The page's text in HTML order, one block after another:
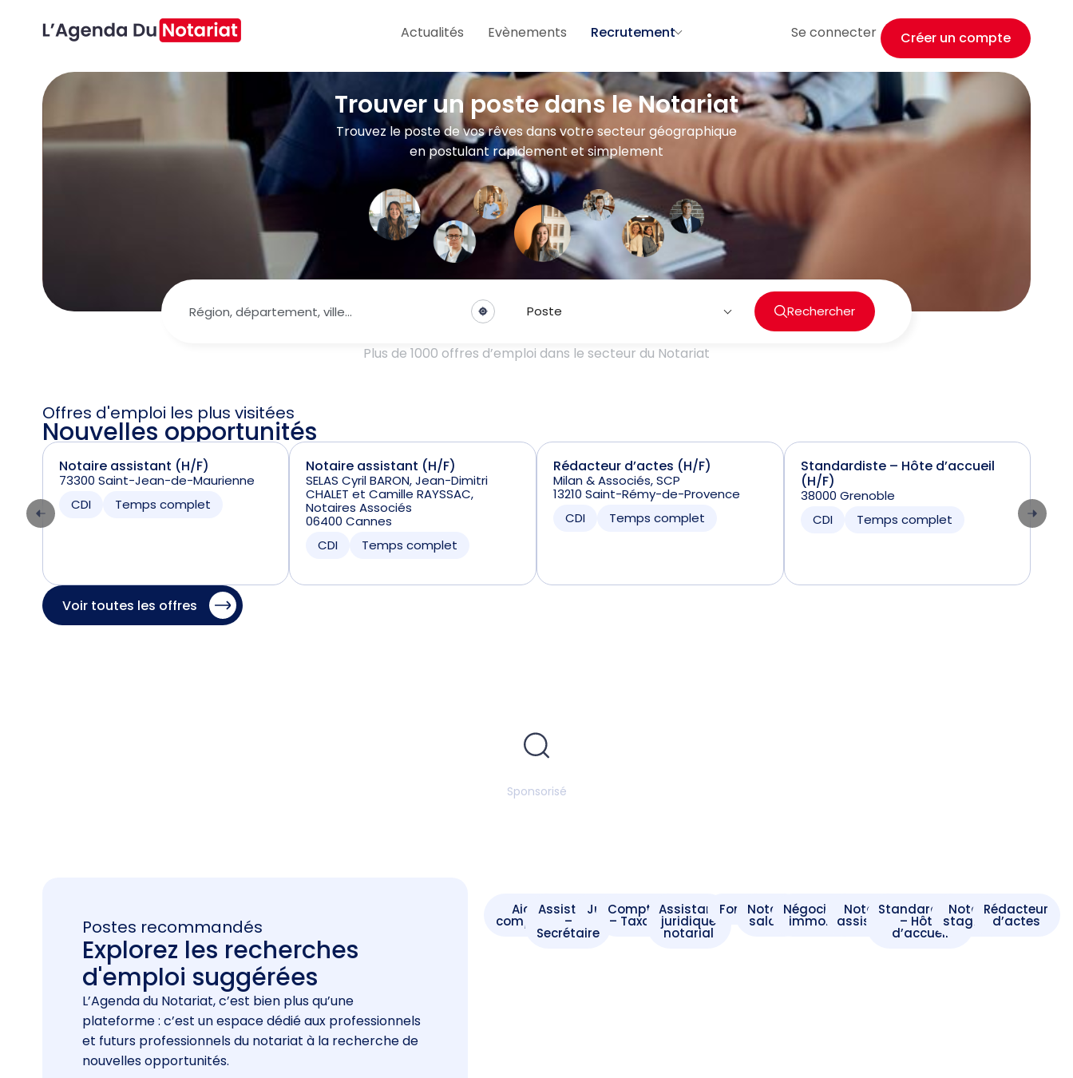
Actualités Evènements Recrutement Se connecter Créer un compte
Trouver un poste dans le Notariat
Trouvez le poste de vos rêves dans votre secteur géographique
en postulant rapidement et simplement
Poste Rechercher
Plus de 1000 offres d’emploi dans le secteur du Notariat
Offres d'emploi les plus visitées
Nouvelles opportunités
Notaire assistant (H/F)
73300 Saint-Jean-de-Maurienne
CDI
Temps complet
Notaire assistant (H/F)
SELAS Cyril BARON, Jean-Dimitri
CHALET et Camille RAYSSAC,
Notaires Associés
06400 Cannes
CDI
Temps complet
Rédacteur d’actes (H/F)
Milan & Associés, SCP
13210 Saint-Rémy-de-Provence
CDI
Temps complet
Standardiste – Hôte d’accueil
(H/F)
38000 Grenoble
CDI
Temps complet
Voir toutes les offres
Sponsorisé
Postes recommandés
Explorez les recherches
d'emploi suggérées
L’Agenda du Notariat, c’est bien plus qu’une
plateforme : c’est un espace dédié aux professionnels
et futurs professionnels du notariat à la recherche de
nouvelles opportunités.
Aide -
comptable
Assistant
–
Secrétaire
JuristeComptable
– Taxateur
Assistant
juridique
notarial
Formaliste
Notaire
salarié
Négociateur
immobilier
Notaire
assistant
Standardiste
– Hôte
d’accueil
Notaire
stagiaire
Rédacteur
d’actes